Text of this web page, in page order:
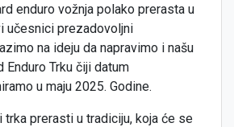
enduro vožnja polako prerasta u
učesnici prezadovoljni
na ideju da napravimo i našu
Enduro Trku čiji datum
u maju 2025. Godine.
trka prerasti u tradiciju, koja će se